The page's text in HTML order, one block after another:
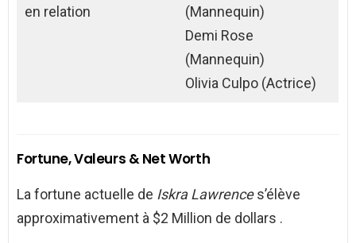
en relation
(Mannequin)
Demi Rose
(Mannequin)
Olivia Culpo (Actrice)
Fortune, Valeurs & Net Worth
La fortune actuelle de Iskra Lawrences’élève
approximativement à $2 Million de dollars .